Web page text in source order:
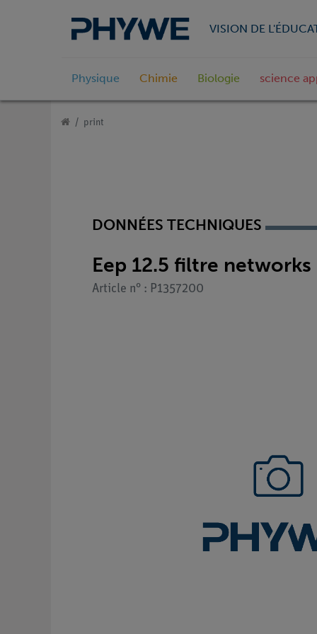
VISION DE
Physique Chimie Biologie science
print
DONNÉES TECHNIQUES
Eep 12.5 filtre networks
Article n° : P1357200